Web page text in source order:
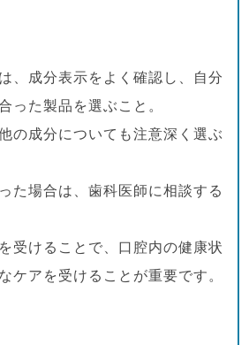
、成分表示をよく確認し、自分
った製品を選ぶこと。
の成分についても注意深く選ぶ
た場合は、歯科医師に相談する
受けることで、口腔内の健康状
ケアを受けることが重要です。